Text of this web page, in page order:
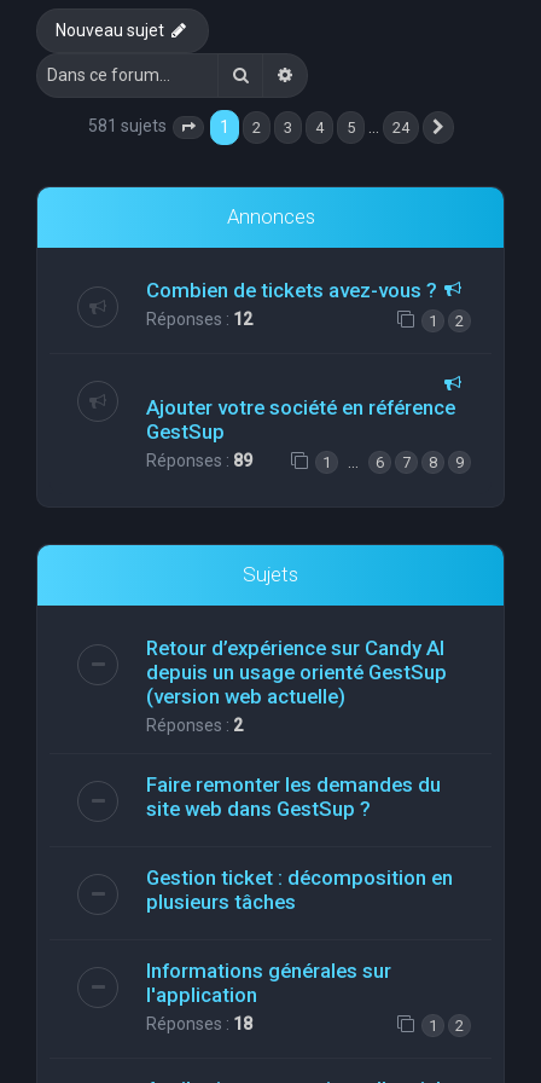
Nouveau sujet
RechercherRecherche avancée
581 sujets Page 1 sur 24
1 2 3 4 5 … 24
Annonces
Combien de tickets avez-vous ?
Réponses : 12 1 2
Ajouter votre société en référence
GestSup
Réponses : 89 1 … 6 7 8 9
Sujets
Retour d’expérience sur Candy AI
depuis un usage orienté GestSup
(version web actuelle)
Réponses : 2
Faire remonter les demandes du
site web dans GestSup ?
Gestion ticket : décomposition en
plusieurs tâches
Informations générales sur
l'application
Réponses : 18 1 2